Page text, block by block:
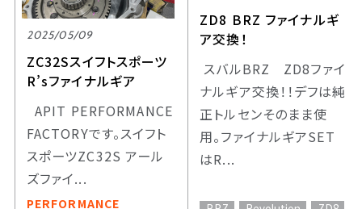
2025/05/09
ZC32Sスイフトスポーツ
R’sファイナルギア
APIT PERFORMANCE
FACTORYです。スイフト
スポーツZC32S アール
ズファイ...
PERFORMANCE
ZD8 BRZ ファイナルギ
ア交換！
スバルBRZ ZD8ファイ
ナルギア交換！！デフは純
正トルセンそのまま使
用。ファイナルギアSET
はR...